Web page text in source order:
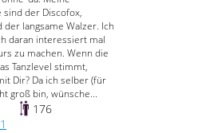
sind der Discofox,
der langsame Walzer. Ich
daran interessiert mal
zu machen. Wenn die
Tanzlevel stimmt,
Dir? Da ich selber (für
groß bin, wünsche...
176